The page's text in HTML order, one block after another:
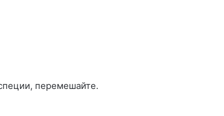
перемешайте.